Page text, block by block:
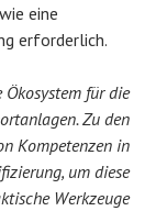
eine
erforderlich.
Ökosystem für die
Zu den
Kompetenzen in
um diese
Werkzeuge